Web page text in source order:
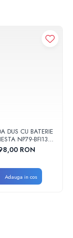
DUS CU BATERIE
NP79-BFI13U
CROMRON
Adauga in cos